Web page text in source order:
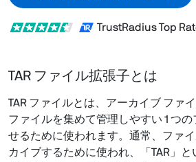
TrustRadius Top
TAR ファイル拡張子とは
TAR ファイルとは、アーカイブ ファ
ファイルを集めて管理しやすい 1 つ
せるために使われます。通常、ファ
カイブするために使われ、「TAR」